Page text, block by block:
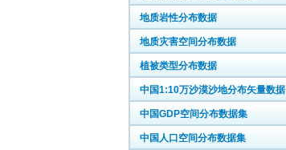
地质岩性分布数据
地质灾害空间分布数据
植被类型分布数据
中国1:10万沙漠沙地分布矢量数据
中国GDP空间分布数据集
中国人口空间分布数据集